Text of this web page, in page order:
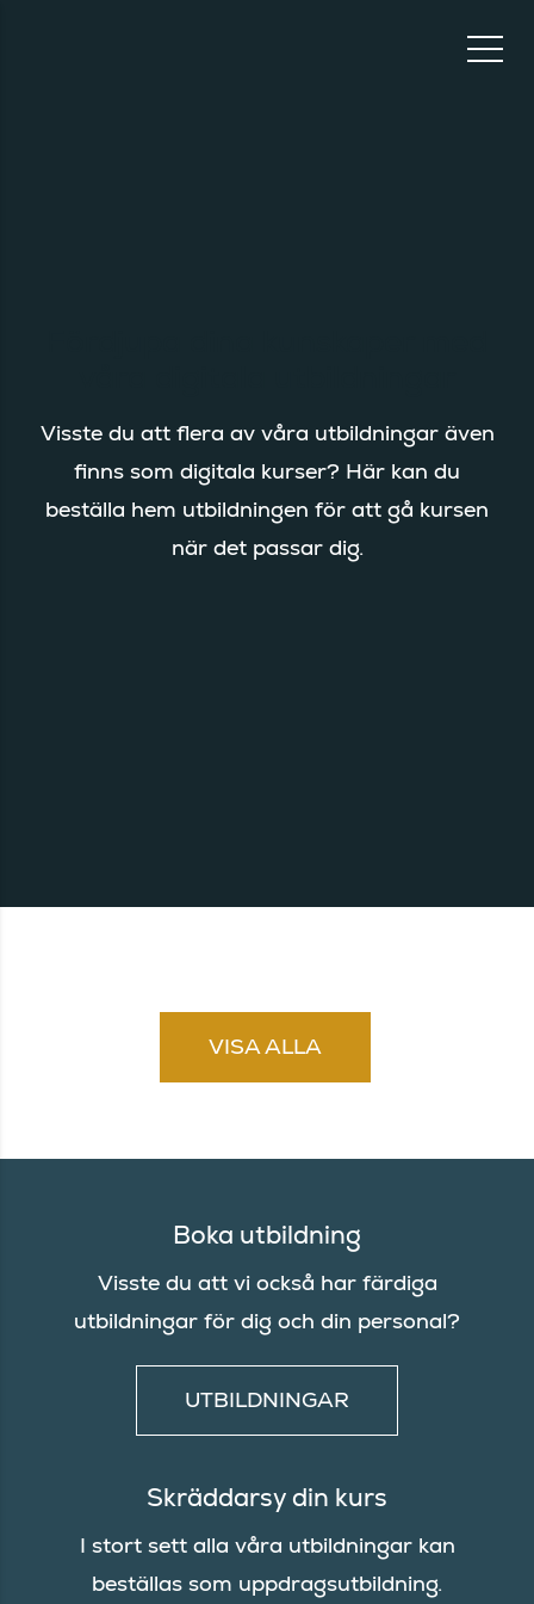
Visste du att flera av våra utbildningar även
finns som digitala kurser? Här kan du
beställa hem utbildningen för att gå kursen
när det passar dig.
VISA ALLA
Boka utbildning
Visste du att vi också har färdiga
utbildningar för dig och din personal?
UTBILDNINGAR
Skräddarsy din kurs
I stort sett alla våra utbildningar kan
beställas som uppdragsutbildning.